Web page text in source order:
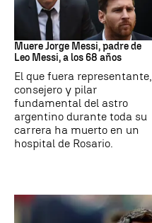
Leo Messi
Muere Jorge Messi, padre de
Leo Messi, a los 68 años
El que fuera representante,
consejero y pilar
fundamental del astro
argentino durante toda su
carrera ha muerto en un
hospital de Rosario.